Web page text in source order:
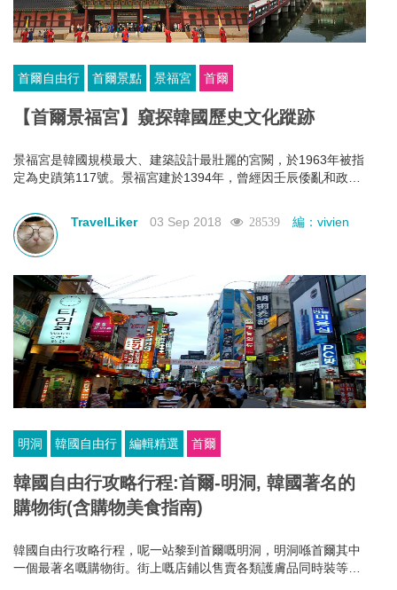
首爾自由行 首爾景點 景福宮 首爾
【首爾景福宮】窺探韓國歷史文化蹤跡
景福宮是韓國規模最大、建築設計最壯麗的宮闕，於1963年被指
定為史蹟第117號。景福宮建於1394年，曾經因壬辰倭亂和政權
下，景福宮現已修復至基本原貌，並開放予市民和遊客參觀。
TravelLiker 03 Sep 2018 28539 編：vivien
明洞 韓國自由行 編輯精選 首爾
韓國自由行攻略行程:首爾-明洞, 韓國著名的
購物街(含購物美食指南)
韓國自由行攻略行程，呢一站黎到首爾嘅明洞，明洞喺首爾其中
一個最著名嘅購物街。街上嘅店鋪以售賣各類護膚品同時裝等，